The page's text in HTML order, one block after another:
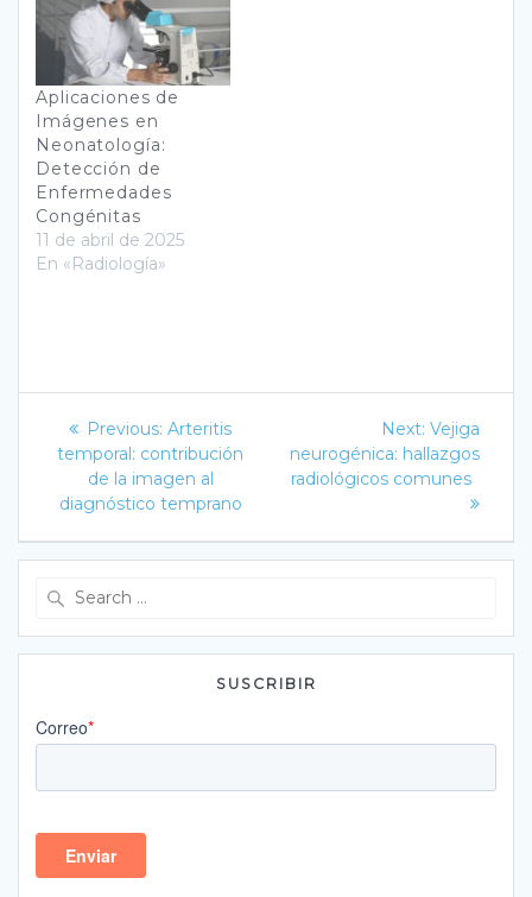
Aplicaciones de
Imágenes en
Neonatología:
Detección de
Enfermedades
Congénitas
11 de abril de 2025
En «Radiología»
Navegación
de
entradas
Previous: Previous
post:
Arteritis
temporal: contribución
de la imagen al
diagnóstico temprano
Next: Next
post:
Vejiga
neurogénica: hallazgos
radiológicos comunes
SUSCRIBIR